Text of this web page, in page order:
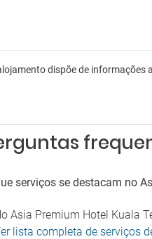
dispõe de informações
serviços se destacam no
Asia Premium Hotel Kuala
lista completa de serviços